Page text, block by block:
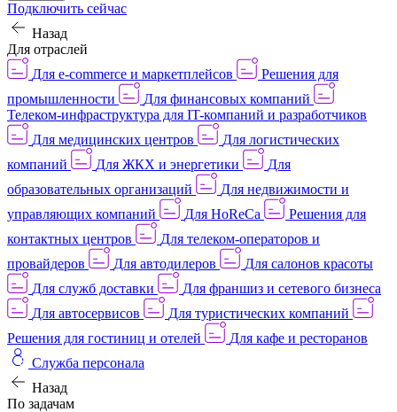
Подключить сейчас
Назад
Для отраслей
Для e-commerce и маркетплейсов
Решения для
промышленности
Для финансовых компаний
Телеком-инфраструктура для IT-компаний и разработчиков
Для медицинских центров
Для логистических
компаний
Для ЖКХ и энергетики
Для
образовательных организаций
Для недвижимости и
управляющих компаний
Для HoReCa
Решения для
контактных центров
Для телеком-операторов и
провайдеров
Для автодилеров
Для салонов красоты
Для служб доставки
Для франшиз и сетевого бизнеса
Для автосервисов
Для туристических компаний
Решения для гостиниц и отелей
Для кафе и ресторанов
Служба персонала
Назад
По задачам